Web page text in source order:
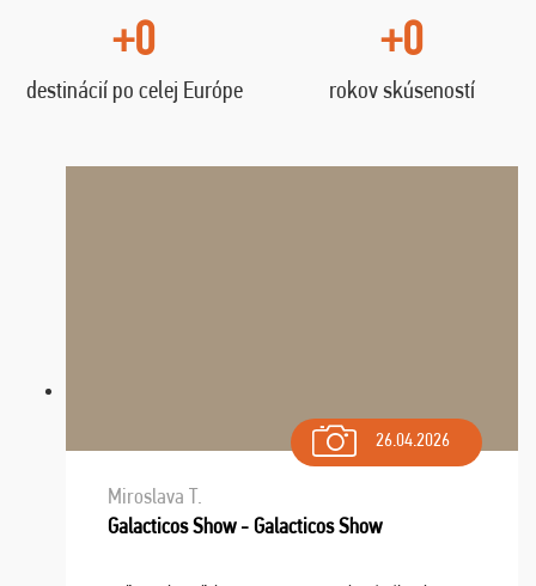
+0
destinácií po celej Európe
+0
rokov skúseností
26.04.2026
Miroslava T.
Galacticos Show - Galacticos Show